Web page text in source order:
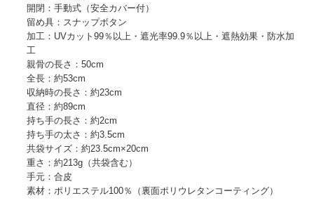
開閉：手動式（安全カバー付）
留め具：スナップボタン
加工：UVカット99％以上・遮光率99.9％以上・遮熱効果・防水加
工
親骨の長さ：50cm
全長：約53cm
収納時の長さ：約23cm
直径：約89cm
持ち手の長さ：約2cm
持ち手の太さ：約3.5cm
共袋サイズ：約23.5cm×20cm
重さ：約213g（共袋含む）
手元：合皮
素材：ポリエステル100％（裏面ポリウレタンコーティング）